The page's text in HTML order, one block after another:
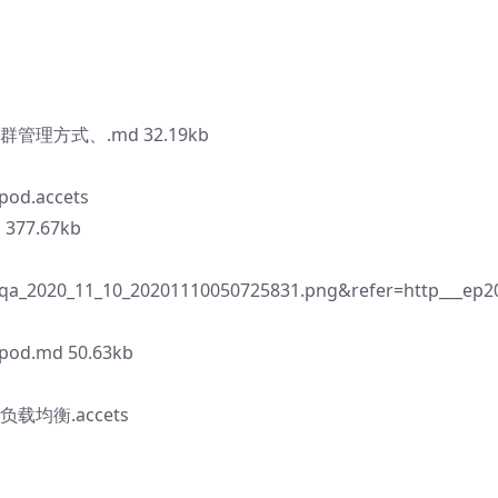
管理方式、.md 32.19kb
50.63kb
载均衡.accets